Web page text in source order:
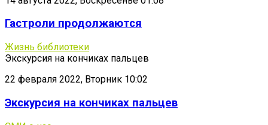
Гастроли продолжаются
Жизнь библиотеки
Экскурсия на кончиках пальцев
22 февраля 2022, Вторник 10:02
Экскурсия на кончиках пальцев